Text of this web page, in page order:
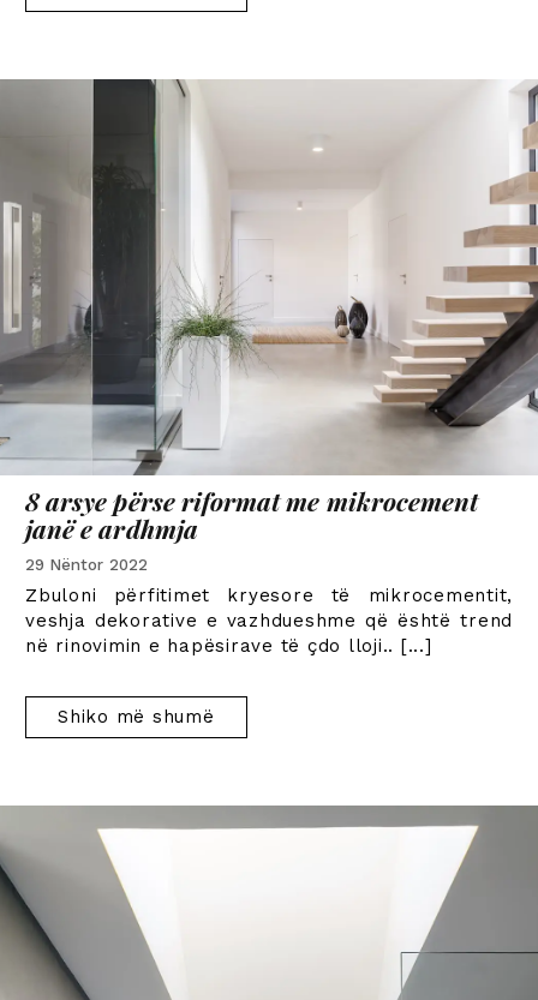
8 arsye përse riformat me mikrocement
janë e ardhmja
29 Nëntor 2022
Zbuloni përfitimet kryesore të mikrocementit,
veshja dekorative e vazhdueshme që është trend
në rinovimin e hapësirave të çdo lloji.. [...]
Shiko më shumë